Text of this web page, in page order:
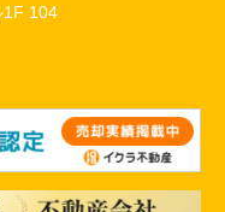
1F 104